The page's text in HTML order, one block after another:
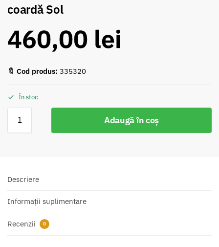
coardă Sol
460,00 lei
🔖 Cod produs: 335320
În stoc
Adaugă în coș
Descriere
Informații suplimentare
Recenzii 0